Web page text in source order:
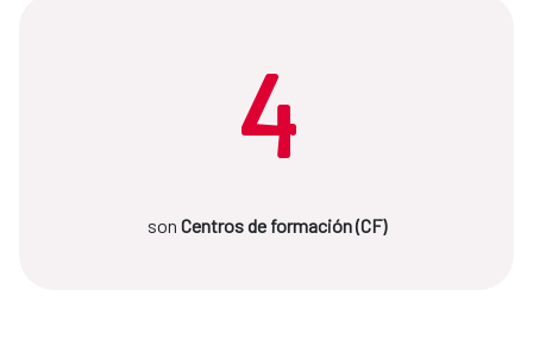
4
son Centros de formación (CF)